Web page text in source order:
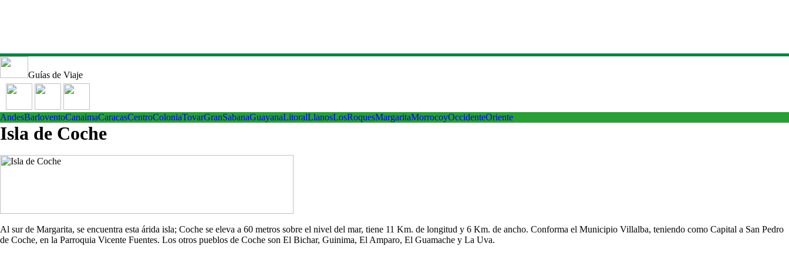
Guías de Viaje
AndesBarloventoCanaimaCaracasCentroColoniaTovarGranSabanaGuayanaLitoralLlanosLosRoquesMargaritaMorrocoyOccidenteOriente
Isla de Coche
Al sur de Margarita, se encuentra esta árida isla; Coche se eleva a 60 metros sobre el nivel del mar, tiene 11 Km. de longitud y 6 Km. de ancho. Conforma el Municipio Villalba, teniendo como Capital a San Pedro
de Coche, en la Parroquia Vicente Fuentes. Los otros pueblos de Coche son El Bichar, Guinima, El Amparo, El Guamache y La Uva.